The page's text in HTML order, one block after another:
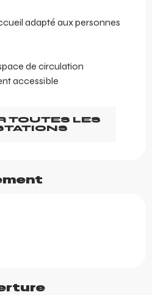
adapté aux personnes
de circulation
accessible
TOUTES LES